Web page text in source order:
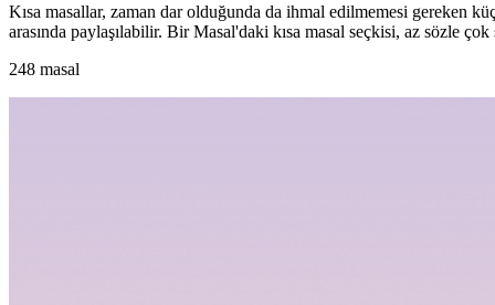
Kısa masallar, zaman dar olduğunda da ihmal edilmemesi gereken
arasında paylaşılabilir. Bir Masal'daki kısa masal seçkisi, az sözle
248 masal